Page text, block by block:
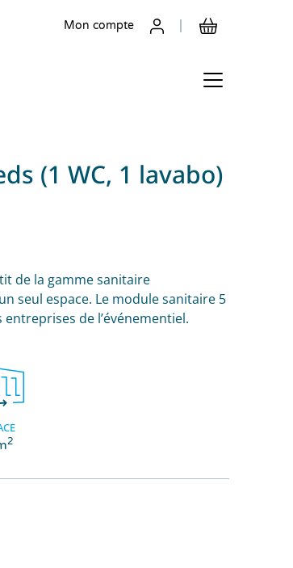
Mon compte
(1 WC, 1 lavabo)
de la gamme sanitaire
seul espace. Le module sanitaire 5
de l’événementiel.
2